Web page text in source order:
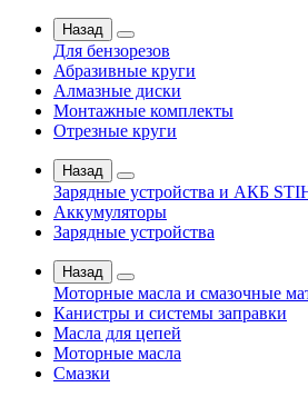
Назад
Для бензорезов
Абразивные круги
Алмазные диски
Монтажные комплекты
Отрезные круги
Назад
Зарядные устройства и АКБ
Аккумуляторы
Зарядные устройства
Назад
Моторные масла и смазочные
Канистры и системы заправки
Масла для цепей
Моторные масла
Смазки